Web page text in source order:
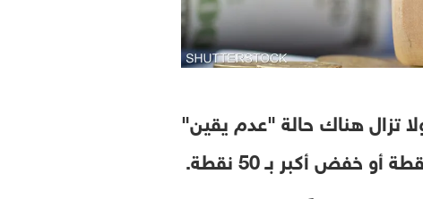
تزال هناك حالة "عدم يقين"